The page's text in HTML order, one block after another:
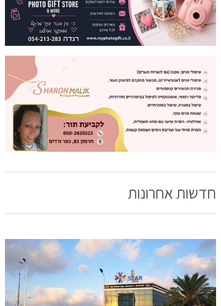
חדשות אחרונות